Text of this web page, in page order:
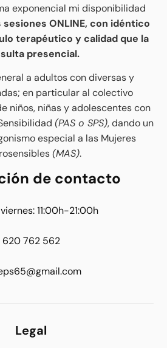
exponencial mi disponibilidad
sesiones ONLINE, con idéntico
terapéutico y calidad que la
presencial.
a adultos con diversas y
en particular al colectivo
niños, niñas y adolescentes con
(PAS o SPS), dando un
especial a las Mujeres
(MAS).
de contacto
11:00h-21:00h
620 762 562
Legal